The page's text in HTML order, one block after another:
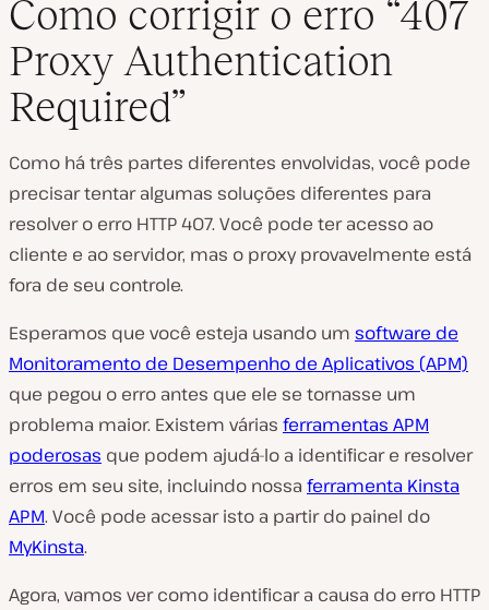
Como corrigir o erro “407
Proxy Authentication
Required”
Como há três partes diferentes envolvidas, você pode
precisar tentar algumas soluções diferentes para
resolver o erro HTTP 407. Você pode ter acesso ao
cliente e ao servidor, mas o proxy provavelmente está
fora de seu controle.
Esperamos que você esteja usando um software de
Monitoramento de Desempenho de Aplicativos (APM)
que pegou o erro antes que ele se tornasse um
problema maior. Existem várias ferramentas APM
poderosas que podem ajudá-lo a identificar e resolver
erros em seu site, incluindo nossa ferramenta Kinsta
APM. Você pode acessar isto a partir do painel do
MyKinsta.
Agora, vamos ver como identificar a causa do erro HTTP